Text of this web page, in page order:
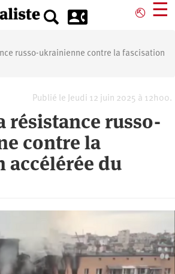
⎋ ☰
russo-ukrainienne contre la fascisation
Publié le Jeudi 12 juin 2025 à 12h00.
résistance russo-
contre la
accélérée du